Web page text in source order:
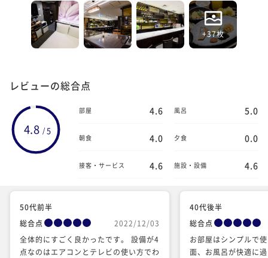
+37枚
レビューの総合点
4.8 /5
部屋 4.6 風呂 5.0
朝食 4.0 夕食 0.0
接客・サービス 4.6 施設・設備 4.6
50代前半
総合点
2022/12/03
全体的にすごく良かったです。 設備が4
点なのはエアコンとテレビの使い方でわ
40代後半
総合点
お部屋はシンプルで
面、お風呂が快適に